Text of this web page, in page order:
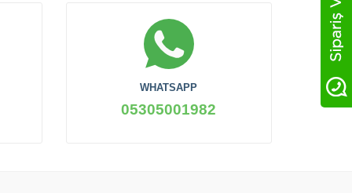
WHATSAPP
05305001982